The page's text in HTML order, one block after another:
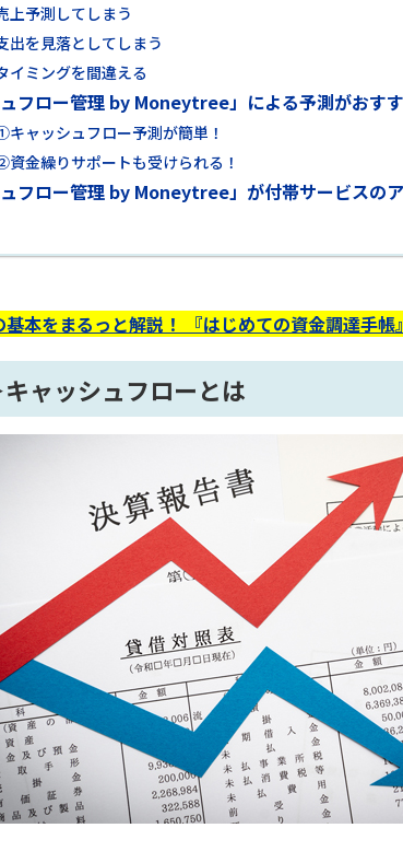
上予測してしまう
出を見落としてしまう
イミングを間違える
ュフロー管理 by Moneytree」による予測がおすす
ャッシュフロー予測が簡単！
金繰りサポートも受けられる！
ュフロー管理 by Moneytree」が付帯サービスの
基本をまるっと解説！ 『はじめての資金調達手帳』
ャッシュフローとは